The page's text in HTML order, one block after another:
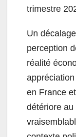
trimestre
Un
perception
réalité
en France
détériore au